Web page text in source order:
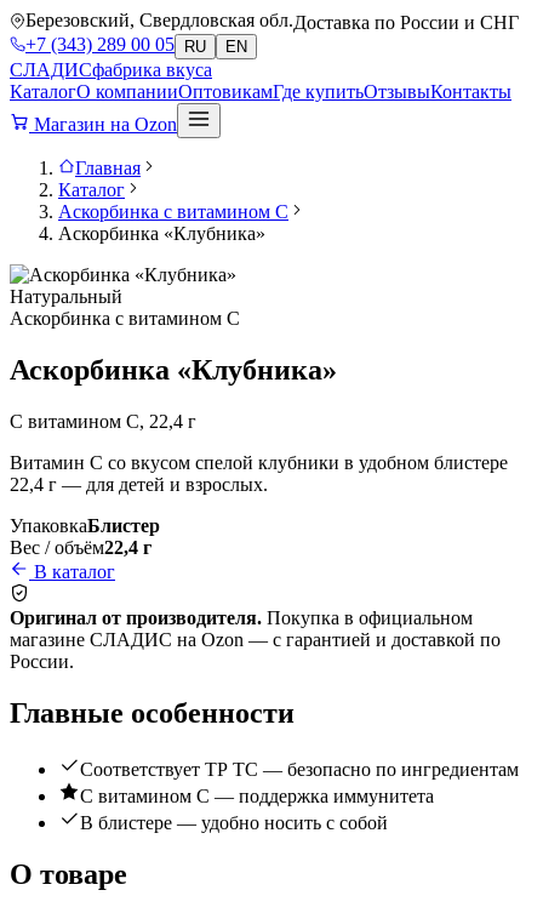
Березовский, Свердловская обл.Доставка по России и СНГ
+7 (343) 289 00 05
RU EN
СЛАДИСфабрика вкуса
КаталогО компанииОптовикамГде купитьОтзывыКонтакты
Магазин на Ozon
Главная
Каталог
Аскорбинка с витамином C
Аскорбинка «Клубника»
Натуральный
Аскорбинка с витамином C
Аскорбинка «Клубника»
С витамином C, 22,4 г
Витамин C со вкусом спелой клубники в удобном блистере
22,4 г — для детей и взрослых.
УпаковкаБлистер
Вес / объём22,4 г
В каталог
Оригинал от производителя. Покупка в официальном
магазине СЛАДИС на Ozon — с гарантией и доставкой по
России.
Главные особенности
Соответствует ТР ТС — безопасно по ингредиентам
С витамином C — поддержка иммунитета
В блистере — удобно носить с собой
О товаре